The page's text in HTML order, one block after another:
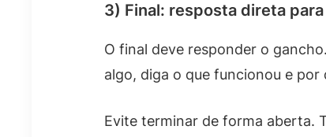
3) Final: resposta direta
O final deve responder o
algo, diga o que funcionou e por
Evite terminar de forma aberta.